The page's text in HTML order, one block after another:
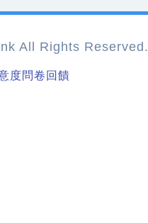
All Rights Reserved.
度問卷回饋